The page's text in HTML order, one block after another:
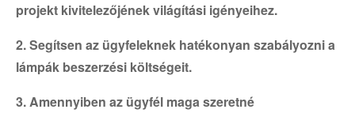
projekt kivitelezőjének világítási igényeihez.
2. Segítsen az ügyfeleknek hatékonyan szabályozni a
lámpák beszerzési költségeit.
3. Amennyiben az ügyfél maga szeretné